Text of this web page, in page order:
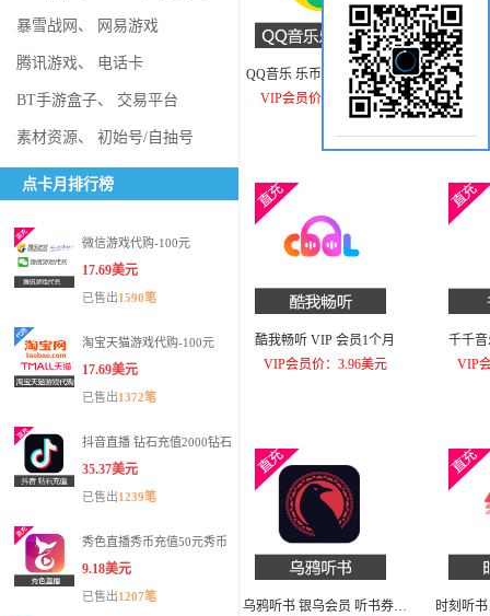
暴雪战网 、 网易游戏
腾讯游戏、 电话卡
BT手游盒子、 交易平台
素材资源、 初始号/自抽号
点卡月排行榜
微信游戏代购-100元
17.69美元
已售出1590笔
淘宝天猫游戏代购-100元
17.69美元
已售出1372笔
抖音直播 钻石充值2000钻石
35.37美元
已售出1239笔
秀色直播秀币充值50元秀币
9.18美元
已售出1207笔
QQ音乐 乐币 充值1080乐币
VIP会员价：17.91美元
蜻蜓FM
VIP
酷我畅听 VIP 会员1个月
VIP会员价：3.96美元
千千
VIP
乌鸦听书 银乌会员 听书券充
时刻听